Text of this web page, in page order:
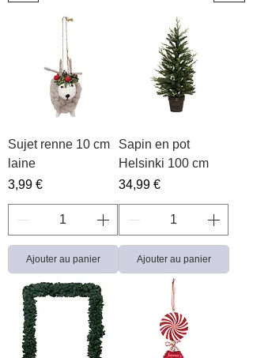
Sujet renne 10 cm
laine
Prix
3,99 €
Ajouter au panier
Sapin en pot
Helsinki 100 cm
Prix
34,99 €
Ajouter au panier